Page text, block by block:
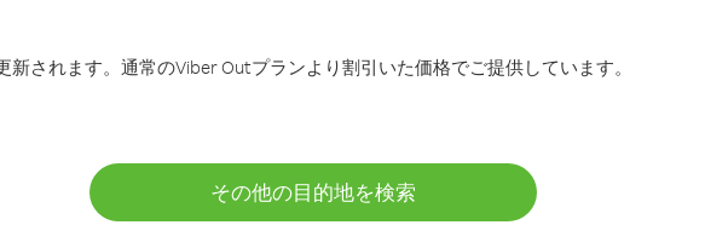
されます。通常のViber Outプランより割引いた価格でご提供しています。
その他の目的地を検索